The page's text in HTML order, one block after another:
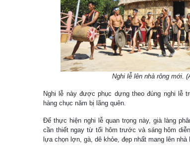
Nghi lễ lên nhà rông mới.
Nghi lễ này được phục dựng theo đúng nghi lễ
hàng chục năm bị lãng quên.
Để thực hiện nghi lễ quan trọng này, già làng
cần thiết ngay từ tối hôm trước và sáng hôm
lựa chọn lợn, gà, dê khỏe, đẹp nhất mang lên nhà